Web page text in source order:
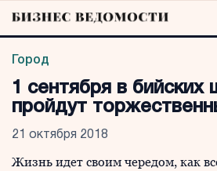
Город
1 сентября в бийских
пройдут
21 октября 2018
Жизнь идет своим чередом, как